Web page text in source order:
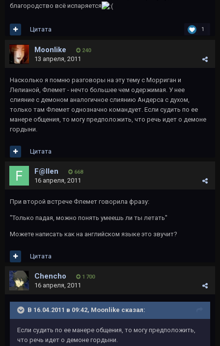
благородство всё испаряется
1
Цитата
Moonlike 240
13 апреля, 2011
Насколько я помню разговоры на эту тему с Морриган и
Лелианой, Флемет - нечто большее чем одержимая. У нее
слияние с демоном аналогичное слиянию Андерса с духом,
только там Флемет однозначно командует. Если судить по ее
манере общения, то могу предположить, что речь идет о демоне
гордыни.
Цитата
F@llen 668
16 апреля, 2011
При второй встрече Флемет говорила фразу:
"Только падая, можно понять умеешь ли ты летать"
Можете написать как на английском языке это звучит?
Цитата
Chencho 1 700
16 апреля, 2011
В 16.04.2011 в 09:42, Moonlike сказал:
Если судить по ее манере общения, то могу предположить,
что речь идет о демоне гордыни.